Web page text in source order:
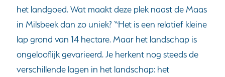
het landgoed. Wat maakt deze plek naast de Maas
in Milsbeek dan zo uniek? “Het is een relatief kleine
lap grond van 14 hectare. Maar het landschap is
ongelooflijk gevarieerd. Je herkent nog steeds de
verschillende lagen in het landschap: het